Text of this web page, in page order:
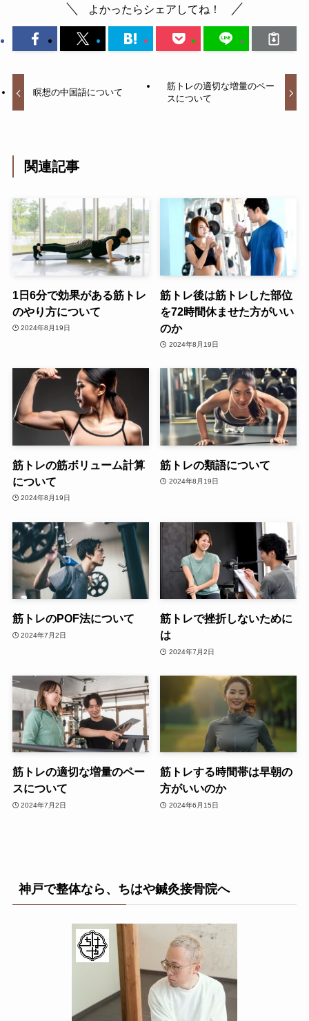
よかったらシェアしてね！
瞑想の中国語について
筋トレの適切な増量のペー
スについて
関連記事
1日6分で効果がある筋トレ
のやり方について
2024年8月19日
筋トレ後は筋トレした部位
を72時間休ませた方がいい
のか
2024年8月19日
筋トレの筋ボリューム計算
について
2024年8月19日
筋トレの類語について
2024年8月19日
筋トレのPOF法について
2024年7月2日
筋トレで挫折しないために
は
2024年7月2日
筋トレの適切な増量のペー
スについて
2024年7月2日
筋トレする時間帯は早朝の
方がいいのか
2024年6月15日
神戸で整体なら、ちはや鍼灸接骨院へ